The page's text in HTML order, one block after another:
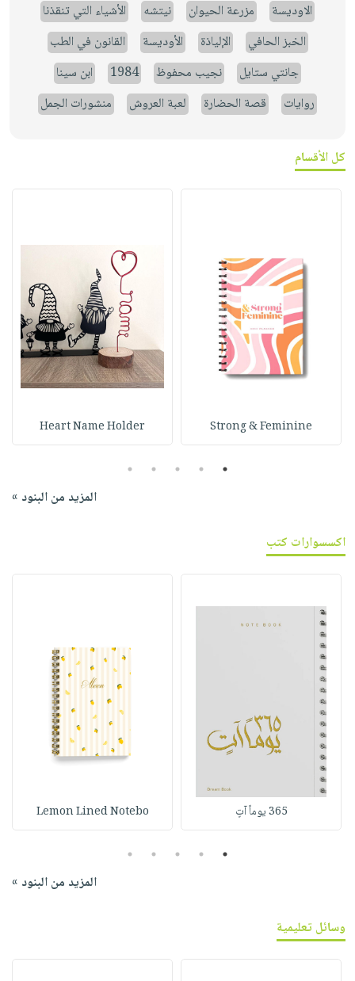
الاوديسة مزرعة الحيوان نيتشه
الأشياء التي تنقذنا
الخبز الحافي
الإلياذة الأوديسة
القانون في الطب
جانتي ستايل
نجيب محفوظ 1984
ابن سينا
روايات
قصة الحضارة لعبة العروش منشورات الجمل
كل الأقسام
Strong & Feminine
Heart Name Holder
1
2
3
4
5
المزيد من البنود »
اكسسوارات كتب
365 يوماً آتٍ Lemon Lined Notebo
1
2
3
4
5
المزيد من البنود »
وسائل تعليمية